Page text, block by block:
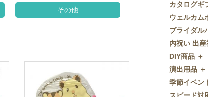
その他
クッキー
スプーン
チョコレ
ディズニ
ドラジェ
プチタオル
席札立て
ディズニ
今治タオ
引出物セ
和食器
名入れ贈呈
特選ギフト
珈琲・紅
洋菓子
和菓子
FLAVOR
招待状
席次表
席札
付箋・メ
印刷代行
ディズニ
両親贈呈
ディズニ
ウェイト
子育て卒
クロック
カタログギ
カタログ
SHIKISAI
Grace
ウェルカム
ウェルカ
カラース
ガラス
フラワー
ペンダン
ブライダル
ブライダ
内祝い 出産
内祝い 出
DIY商品 ＋
DIY商品
演出用品 ＋
演出用品
季節イベン